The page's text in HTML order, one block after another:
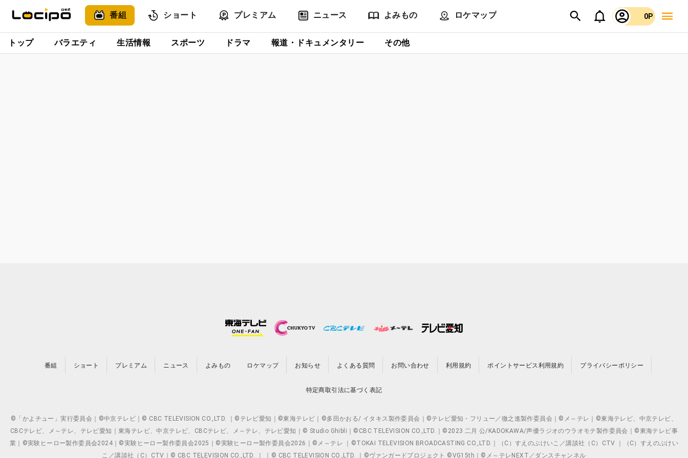
番組 ショート プレミアム ニュース よみもの ロケマップ 0P
トップ バラエティ 生活情報 スポーツ ドラマ 報道・ドキュメンタリー その他
番組 ショート プレミアム ニュース よみもの ロケマップ お知らせ よくある質問 お問い合わせ 利用規約 ポイントサービス利用規約 プライバシーポリシー
特定商取引法に基づく表記
©「かよチュー」実行委員会｜©中京テレビ｜© CBC TELEVISION CO.,LTD. ｜©テレビ愛知｜©東海テレビ｜©多田かおる/ イタキス製作委員会｜©テレビ愛知・フリュー／徹之進製作委員会｜©メ～テレ｜©東海テレビ、中京テレビ、
CBCテレビ、メ～テレ、テレビ愛知｜東海テレビ、中京テレビ、CBCテレビ、メ～テレ、テレビ愛知｜© Studio Ghibli｜©CBC TELEVISION CO.,LTD.｜©2023 二月 公/KADOKAWA/声優ラジオのウラオモテ製作委員会｜©東海テレビ事
業｜©実験ヒーロー製作委員会2024｜©実験ヒーロー製作委員会2025｜©実験ヒーロー製作委員会2026｜©メ～テレ ｜©TOKAI TELEVISION BROADCASTING CO.,LTD.｜（C）すえのぶけいこ／講談社（C）CTV ｜（C）すえのぶけい
こ／講談社（C）CTV｜© CBC TELEVISION CO.,LTD. ｜ ｜© CBC TELEVISION CO.,LTD. ｜©ヴァンガードプロジェクト ©VG15th｜©メ～テレNEXT／ダンスチャンネル